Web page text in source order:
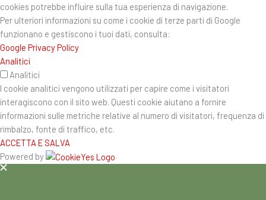
cookies potrebbe influire sulla tua esperienza di navigazione.
Per ulteriori informazioni su come i cookie di terze parti di Google
funzionano e gestiscono i tuoi dati, consulta:
Google Privacy Policy
Analitici
Analitici
I cookie analitici vengono utilizzati per capire come i visitatori
interagiscono con il sito web. Questi cookie aiutano a fornire
informazioni sulle metriche relative al numero di visitatori, frequenza di
rimbalzo, fonte di traffico, etc.
ACCETTA E SALVA
Powered by